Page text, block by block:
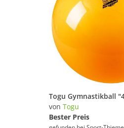
von Togu
Bester Preis